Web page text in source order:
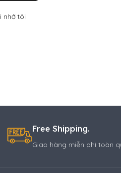
nhớ tôi
Free Shipping.
Giao hàng miễn phí toàn